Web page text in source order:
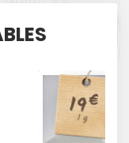
19€
1 g